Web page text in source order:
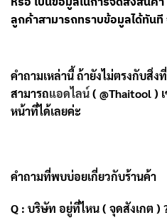
ลูกค้าสามารถทราบข้อมูลได้ทันที
คำถามเหล่านี้ ถ้ายังไม่ตรงกับสิ่
สามารถแอดไลน์( @Thaitool )
หน้าที่ได้เลยค่ะ
คำถามที่พบบ่อยเกี่ยวกับร้านค้า
Q : บริษัท อยู่ที่ไหน ( จุดสังเกต )